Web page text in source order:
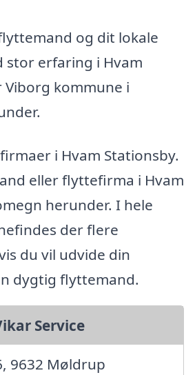
og dit lokale
erfaring i Hvam
Viborg kommune i
i Hvam Stationsby.
eller flyttefirma i Hvam
herunder. I hele
der flere
du vil udvide din
dygtig flyttemand.
Service
9632 Møldrup